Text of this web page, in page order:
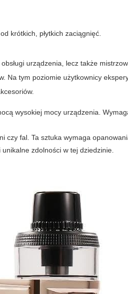
krótkich, płytkich zaciągnięć.
urządzenia, lecz także
Na tym poziomie użytkownicy
wysokiej mocy urządzenia.
czy fal. Ta sztuka wymaga
zdolności w tej dziedzinie.